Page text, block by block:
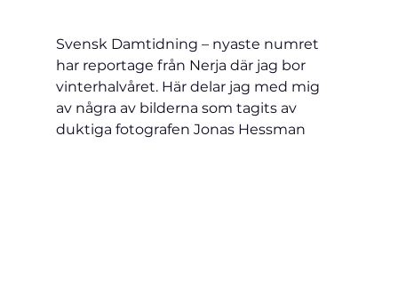
Svensk Damtidning – nyaste numret
har reportage från Nerja där jag bor
vinterhalvåret. Här delar jag med mig
av några av bilderna som tagits av
duktiga fotografen Jonas Hessman